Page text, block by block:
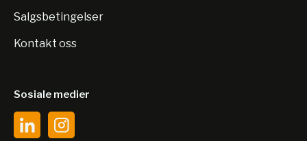
Salgsbetingelser
Kontakt oss
Sosiale medier